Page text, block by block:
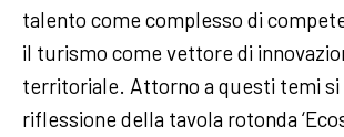
talento come complesso di
il turismo come vettore di
territoriale. Attorno a questi temi si
riflessione della tavola rotonda